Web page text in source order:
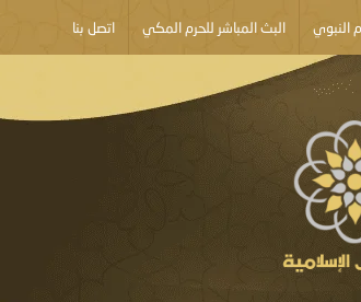
النبوي البث المباشر للحرم المكي اتصل بنا